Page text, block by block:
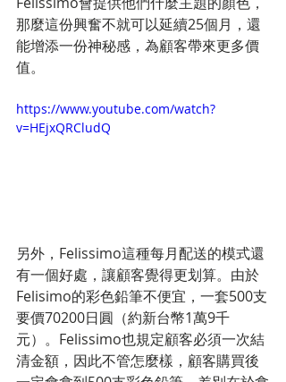
那麼這份興奮不就可以延續25個月，還
能增添一份神秘感，為顧客帶來更多價
值。
https://www.youtube.com/watch?
v=HEjxQRCludQ
另外，Felissimo這種每月配送的模式還
有一個好處，讓顧客覺得更划算。由於
Felisimo的彩色鉛筆不便宜，一套500支
要價70200日圓（約新台幣1萬9千
元）。Felissimo也規定顧客必須一次結
清金額，因此不管怎麼樣，顧客購買後